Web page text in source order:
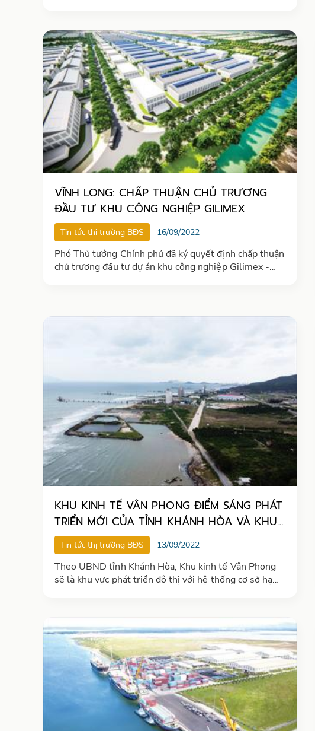
tư đăng ký hơn 2.182 tỷ đồng.
VĨNH LONG: CHẤP THUẬN CHỦ TRƯƠNG
ĐẦU TƯ KHU CÔNG NGHIỆP GILIMEX
Tin tức thị trường BĐS 16/09/2022
Phó Thủ tướng Chính phủ đã ký quyết định chấp thuận
chủ trương đầu tư dự án khu công nghiệp Gilimex -
KHU KINH TẾ VÂN PHONG ĐIỂM SÁNG PHÁT
TRIỂN MỚI CỦA TỈNH KHÁNH HÒA VÀ KHU
VỰC NAM TRUNG BỘ
Tin tức thị trường BĐS 13/09/2022
Theo UBND tỉnh Khánh Hòa, Khu kinh tế Vân Phong
sẽ là khu vực phát triển đô thị với hệ thống cơ sở hạ